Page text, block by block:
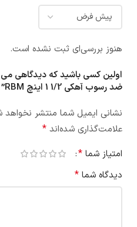
هنوز بررسی‌ای ثبت نشده است.
اولین کسی باشید که دیدگاهی
ضد رسوب آهکی 1/2 1 اینچ RBM”
نشانی ایمیل شما منتشر نخواهد
علامت‌گذاری شده‌اند *
امتیاز شما *
دیدگاه شما *